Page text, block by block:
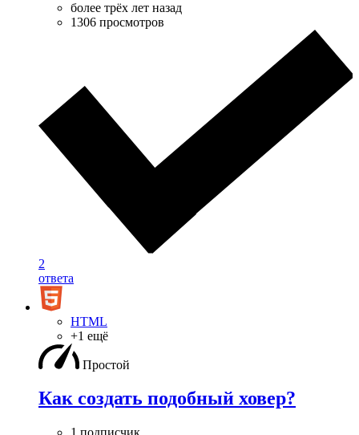
более трёх лет назад
1306 просмотров
2
ответа
HTML
+1 ещё
Простой
Как создать подобный ховер?